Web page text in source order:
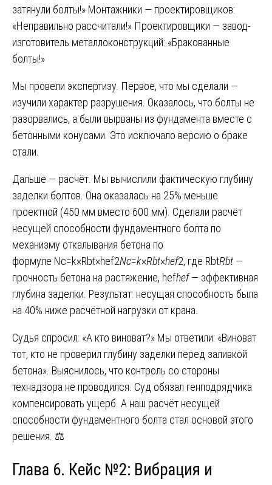
затянули болты!» Монтажники — проектировщиков:
«Неправильно рассчитали!» Проектировщики — завод-
изготовитель металлоконструкций: «Бракованные
болты!»
Мы провели экспертизу. Первое, что мы сделали —
изучили характер разрушения. Оказалось, что болты не
разорвались, а были вырваны из фундамента вместе с
бетонными конусами. Это исключало версию о браке
стали.
Дальше — расчёт. Мы вычислили фактическую глубину
заделки болтов. Она оказалась на 25% меньше
проектной (450 мм вместо 600 мм). Сделали расчёт
несущей способности фундаментного болта по
механизму откалывания бетона по
формуле Nc=k×Rbt×hef2Nc​=k×Rbt​×hef2​, где RbtRbt ​ —
прочность бетона на растяжение, hefhef​ — эффективная
глубина заделки. Результат: несущая способность была
на 40% ниже расчётной нагрузки от крана.
Судья спросил: «А кто виноват?» Мы ответили: «Виноват
тот, кто не проверил глубину заделки перед заливкой
бетона». Выяснилось, что контроль со стороны
технадзора не проводился. Суд обязал генподрядчика
компенсировать ущерб. А наш расчёт несущей
способности фундаментного болта стал основой этого
решения. ⚖️
Глава 6. Кейс №2: Вибрация и